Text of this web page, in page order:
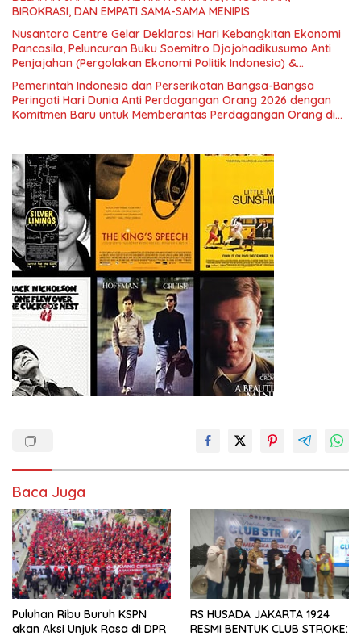
BIROKRASI, DAN EMPATI SAMA-SAMA MENIPIS
Nusantara Centre Gelar Deklarasi Hari Kebangkitan Ekonomi
Pancasila, Peluncuran Buku Soemitro Djojohadikusumo Anti
Penjajahan (Pergolakan Ekonomi Politik Indonesia) &
Simposium Nasional “Urgensi Undang-Undang Perekonomian
Nasional dan Kesejahteraan Sosial dalam Menata Bangsa
Menuju Indonesia Emas 2045”,
Pemerintah Indonesia dan Perserikatan Bangsa-Bangsa
Peringati Hari Dunia Anti Perdagangan Orang 2026 dengan
Komitmen Baru untuk Memberantas Perdagangan Orang di
Baca Juga
Puluhan Ribu Buruh KSPN
akan Aksi Unjuk Rasa di DPR
RS HUSADA JAKARTA 1924
RESMI BENTUK CLUB STROKE: